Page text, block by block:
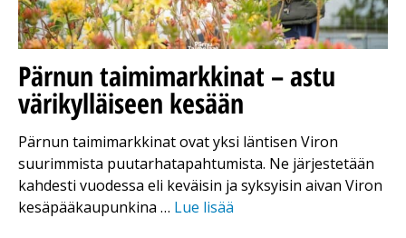
Pärnun taimimarkkinat – astu
värikylläiseen kesään
Pärnun taimimarkkinat ovat yksi läntisen Viron
suurimmista puutarhatapahtumista. Ne järjestetään
kahdesti vuodessa eli keväisin ja syksyisin aivan Viron
kesäpääkaupunkina … Lue lisää